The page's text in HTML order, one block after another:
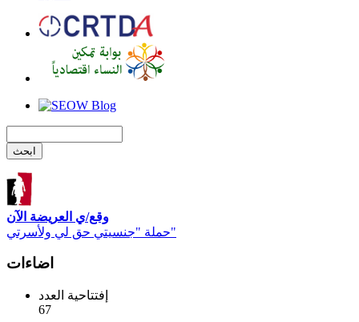
وقع/ي العريضة الآن
حملة "جنسيتي حق لي ولأسرتي"
اضاءات
إفتتاحية العدد
67